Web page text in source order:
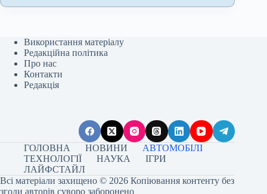
Використання матеріалу
Редакційна політика
Про нас
Контакти
Редакція
ГОЛОВНА НОВИНИ
АВТОМОБІЛІ
ТЕХНОЛОГІЇ
НАУКА
ІГРИ
ЛАЙФСТАЙЛ
Всі матеріали захищено © 2026 Копіювання контенту без
згоди авторів суворо заборонено